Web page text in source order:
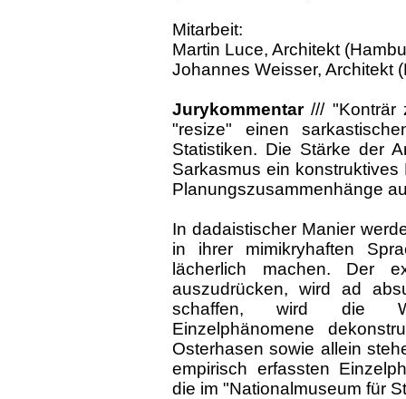
Mitarbeit:
Martin Luce, Architekt
Johannes Weisser, Architekt
Jurykommentar/// "Konträr
"resize" einen
Statistiken. Die Stärke der
Sarkasmus ein
Planungszusammenhänge
In dadaistischer Manier
in ihrer mimikryhaften
lächerlich machen. Der
auszudrücken, wird ad
schaffen, wird die
Einzelphänomene
Osterhasen sowie allein
empirisch erfassten
die im "Nationalmuseum für